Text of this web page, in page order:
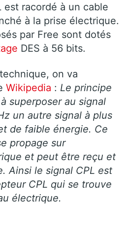
est racordé à un cable
à la prise électrique.
par Free sont dotés
DES à 56 bits.
on va
Wikipedia : Le principe
superposer au signal
un autre signal à plus
de faible énergie. Ce
propage sur
et peut être reçu et
Ainsi le signal CPL est
CPL qui se trouve
électrique.